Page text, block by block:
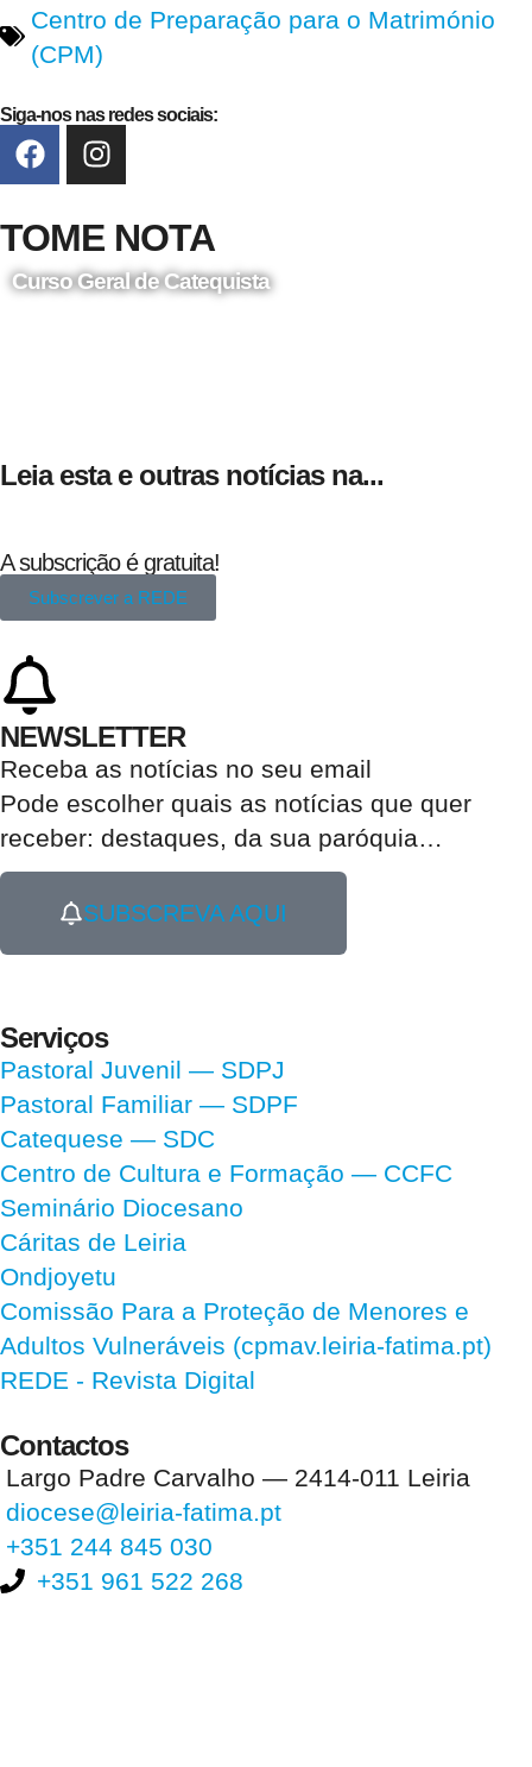
Centro de Preparação para o Matrimónio
(CPM)
Siga-nos nas redes sociais:
TOME NOTA
Curso Geral de Catequista
Leia esta e outras notícias na...
A subscrição é gratuita!
Subscrever a REDE
NEWSLETTER
Receba as notícias no seu email​
Pode escolher quais as notícias que quer
receber: destaques, da sua paróquia…
SUBSCREVA AQUI
Serviços
Pastoral Juvenil — SDPJ
Pastoral Familiar — SDPF
Catequese — SDC
Centro de Cultura e Formação — CCFC
Seminário Diocesano
Cáritas de Leiria
Ondjoyetu
Comissão Para a Proteção de Menores e
Adultos Vulneráveis (cpmav.leiria-fatima.pt)
REDE - Revista Digital
Contactos
Largo Padre Carvalho — 2414-011 Leiria
diocese@leiria-fatima.pt
+351 244 845 030
+351 961 522 268